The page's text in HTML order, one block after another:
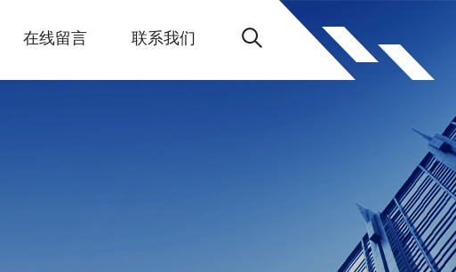
在线留言 联系我们